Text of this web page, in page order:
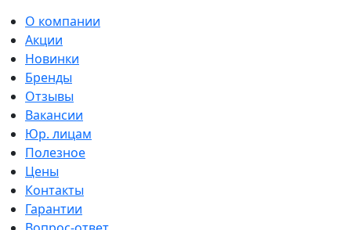
О компании
Акции
Новинки
Бренды
Отзывы
Вакансии
Юр. лицам
Полезное
Цены
Контакты
Гарантии